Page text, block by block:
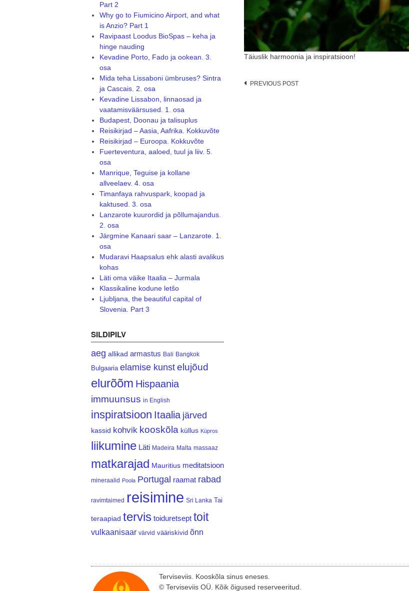
Täiuslik harmoonia ja inspiratsioon!
Post
PREVIOUS POST
Part 2
Why go to Fiumicino Airport, and what
is Anzio? Part 1
Ravipaast Loodus BioSpas – keha ja
hinge nauding
Kevadine Porto, Fado ja ookean. 3.
osa
Mida teha Lissaboni ümbruses? Sintra
ja Cascais. 2. osa
Kevadine Lissabon, linnaosad ja
vaatamisväärsused. 1. osa
Budapest, Doonau ja talisuplus
Reisikirjad – Aasia, Aafrika. Kokkuvõte
Reisikirjad – Euroopa. Kokkuvõte
Fuerteventura, aaloed, tuul ja liiv. 5.
osa
Manrique, Teguise ja kollane
allveelaev. 4. osa
Timanfaya rahvuspark, koopad ja
kaktused. 3. osa
Lanzarote kuurordid ja põllumajandus.
2. osa
Järgmine Kanaari saar – Lanzarote. 1.
osa
Mudaravi Haapsalus ehk alasti avalikus
kohas
Läti oma väike Itaalia – Jurmala
Klassikaline kodune letšo
Ljubljana, the beautiful capital of
Slovenia. Part 3
SILDIPILV
aeg allikad armastus Bali Bangkok
Bulgaaria elamise kunst elujõud
elurõõm Hispaania
immuunsus in English
inspiratsioon Itaalia järved
kassid kohvik kooskõla küllus Küpros
liikumine Läti Madeira Malta massaaz
matkarajad Mauritius meditatsioon
mineraalid Poola Portugal raamat rabad
ravimtaimed reisimine Sri Lanka Tai
teraapiad tervis toiduretsept toit
vulkaanisaar värvid vääriskivid õnn
Terviseviis. Kooskõla sinus eneses.
© Terviseviis OÜ. Kõik õigused reserveeritud.